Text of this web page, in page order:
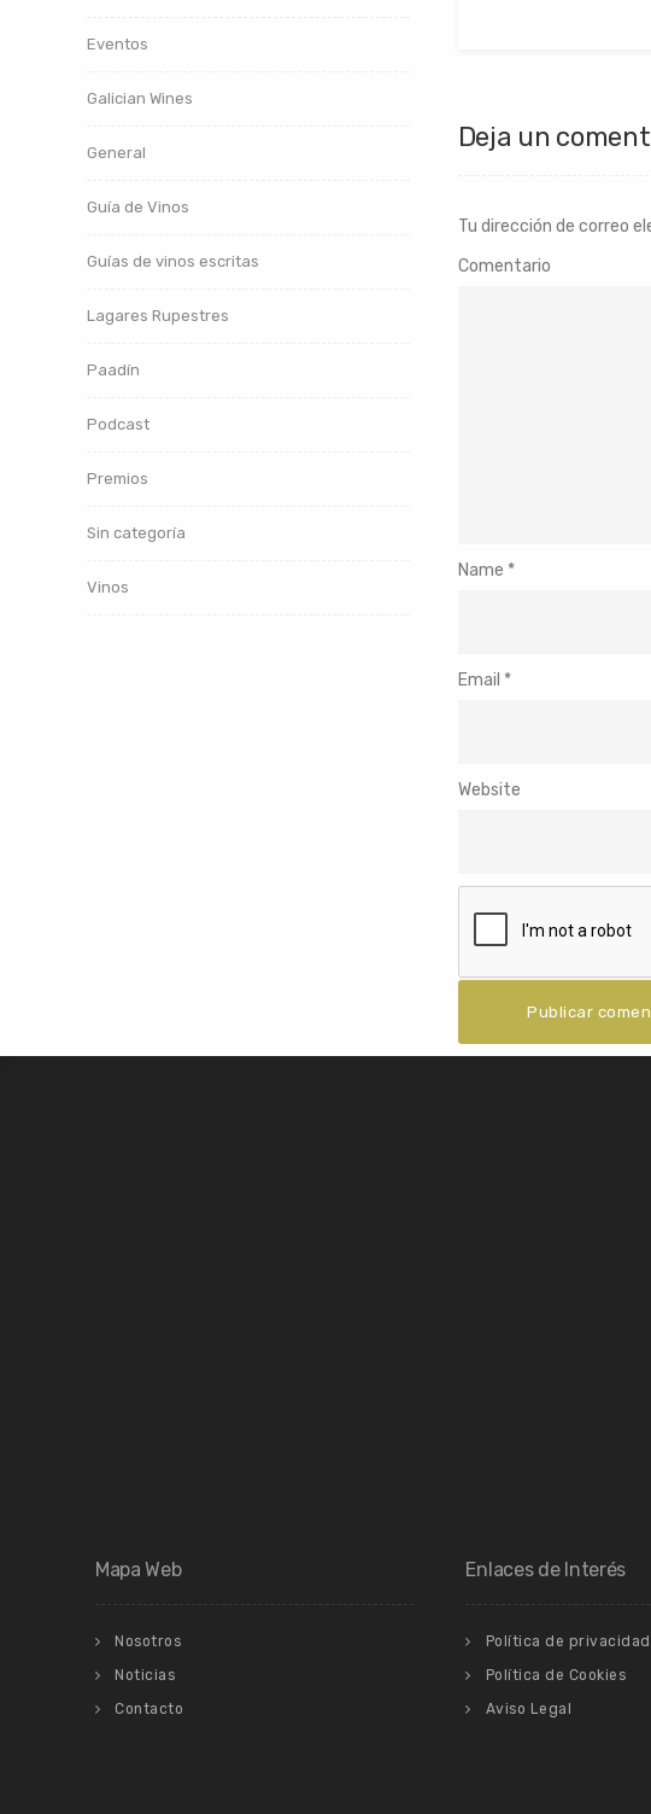
Deja un
Tu dirección de correo
Comentario
Name *
Email *
Website
Eventos
Galician Wines
General
Guía de Vinos
Guías de vinos escritas
Lagares Rupestres
Paadín
Podcast
Premios
Sin categoría
Vinos
Mapa Web
Nosotros
Noticias
Contacto
Enlaces de Interés
Política de privacidad
Política de Cookies
Aviso Legal